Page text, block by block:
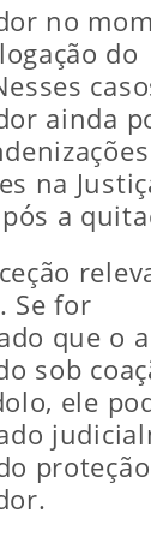
no
do
ainda
na
a
. Se for
que o
sob
ele